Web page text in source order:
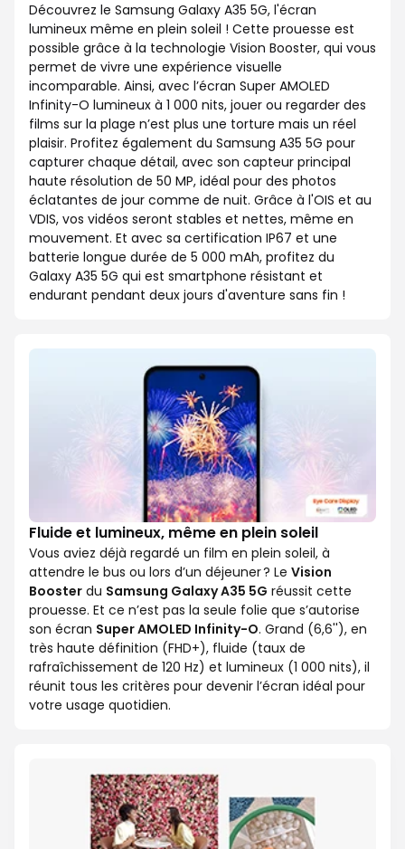
Découvrez le Samsung Galaxy A35 5G, l'écran
lumineux même en plein soleil ! Cette prouesse est
possible grâce à la technologie Vision Booster, qui vous
permet de vivre une expérience visuelle
incomparable. Ainsi, avec l’écran Super AMOLED
Infinity-O lumineux à 1 000 nits, jouer ou regarder des
films sur la plage n’est plus une torture mais un réel
plaisir. Profitez également du Samsung A35 5G pour
capturer chaque détail, avec son capteur principal
haute résolution de 50 MP, idéal pour des photos
éclatantes de jour comme de nuit. Grâce à l'OIS et au
VDIS, vos vidéos seront stables et nettes, même en
mouvement. Et avec sa certification IP67 et une
batterie longue durée de 5 000 mAh, profitez du
Galaxy A35 5G qui est smartphone résistant et
endurant pendant deux jours d'aventure sans fin !
Fluide et lumineux, même en plein soleil
Vous aviez déjà regardé un film en plein soleil, à
attendre le bus ou lors d’un déjeuner ? Le Vision
Booster du Samsung Galaxy A35 5G réussit cette
prouesse. Et ce n’est pas la seule folie que s’autorise
son écran Super AMOLED Infinity-O. Grand (6,6''), en
très haute définition (FHD+), fluide (taux de
rafraîchissement de 120 Hz) et lumineux (1 000 nits), il
réunit tous les critères pour devenir l’écran idéal pour
votre usage quotidien.